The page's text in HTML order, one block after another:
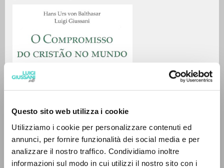
Questo sito web utilizza i cookie
Utilizziamo i cookie per personalizzare contenuti ed
annunci, per fornire funzionalità dei social media e per
analizzare il nostro traffico. Condividiamo inoltre
informazioni sul modo in cui utilizzi il nostro sito con i
BÚSQUEDA AVANZADA »
0DOCUMENTOS ENCONTRADOS